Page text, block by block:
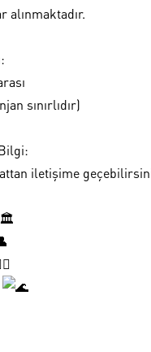
alınmaktadır.
sınırlıdır)
iletişime